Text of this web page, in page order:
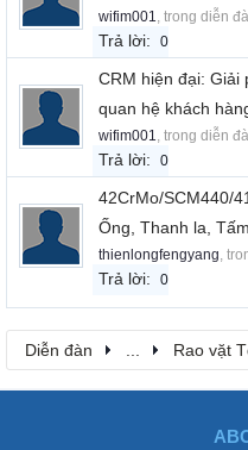
wifim001 , trong diễn
Trả lời: 0
CRM hiện đại: Giải
quan hệ khách
wifim001 , trong diễn
Trả lời: 0
42CrMo/SCM440/
Ống, Thanh la,
thienlongfengyang ,
Trả lời: 0
Diễn đàn Rao vặt